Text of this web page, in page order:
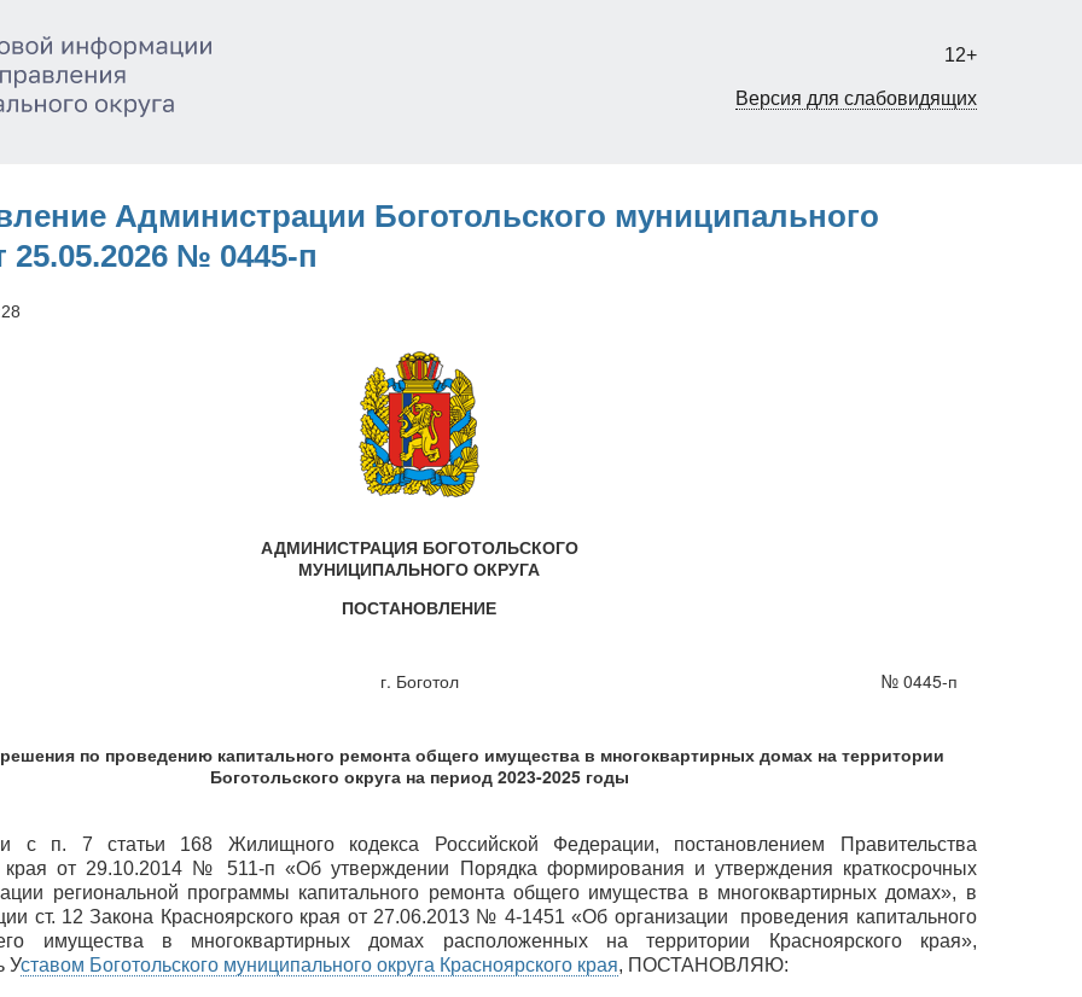
12+
Версия для слабовидящих
Администрации Боготольского муниципального
25.05.2026 № 0445-п
АДМИНИСТРАЦИЯ БОГОТОЛЬСКОГО
МУНИЦИПАЛЬНОГО ОКРУГА
ПОСТАНОВЛЕНИЕ
г. Боготол № 0445-п
по проведению капитального ремонта общего имущества в многоквартирных домах на территории
Боготольского округа на период 2023-2025 годы
с п. 7 статьи 168 Жилищного кодекса Российской Федерации, постановлением Правительства
края от 29.10.2014 № 511-п «Об утверждении Порядка формирования и утверждения краткосрочных
региональной программы капитального ремонта общего имущества в многоквартирных домах», в
ст. 12 Закона Красноярского края от 27.06.2013 № 4-1451 «Об организации проведения капитального
имущества в многоквартирных домах расположенных на территории Красноярского края»,
Уставом Боготольского муниципального округа Красноярского края, ПОСТАНОВЛЯЮ: